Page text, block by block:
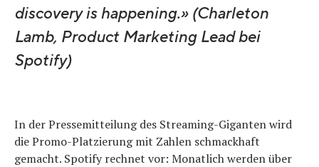
discovery is happening.» (Charleton
Lamb, Product Marketing Lead bei
Spotify)
In der Pressemitteilung des Streaming-Giganten wird
die Promo-Platzierung mit Zahlen schmackhaft
gemacht. Spotify rechnet vor: Monatlich werden über